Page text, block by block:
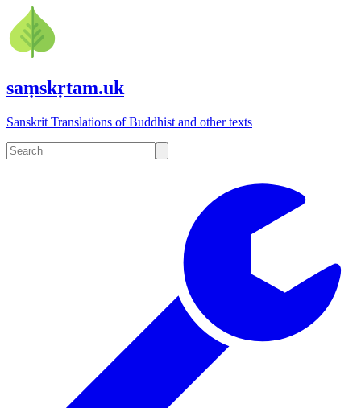
saṃskṛtam.uk
Sanskrit Translations of Buddhist and other texts